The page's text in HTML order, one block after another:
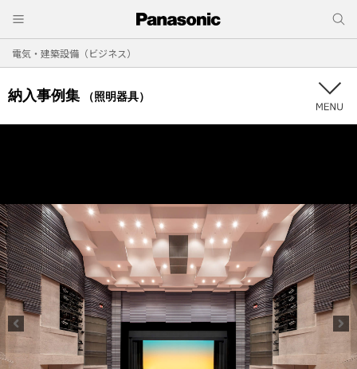
電気・建築設備（ビジネス）
納入事例集 （照明器具）